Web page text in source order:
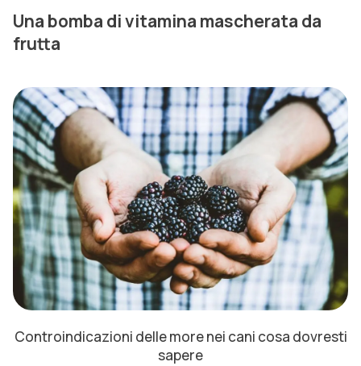
Una bomba di vitamina mascherata da
frutta
Controindicazioni delle more nei cani cosa dovresti
sapere